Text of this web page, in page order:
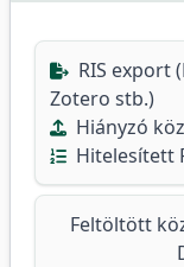
RIS export
Zotero stb.)
Hiányzó
Hitelesített
Feltöltött